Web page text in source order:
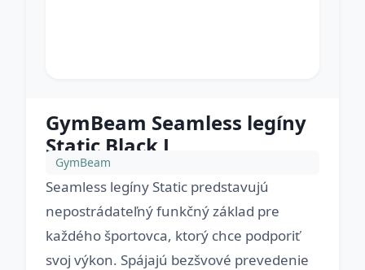
GymBeam Seamless legíny
Static Black L
GymBeam
Seamless legíny Static predstavujú
nepostrádateľný funkčný základ pre
každého športovca, ktorý chce podporiť
svoj výkon. Spájajú bezšvové prevedenie